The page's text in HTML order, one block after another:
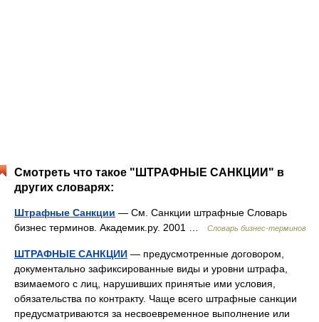
Смотреть что такое "ШТРАФНЫЕ САНКЦИИ" в
других словарях:
Штрафные Санкции — См. Санкции штрафные Словарь
бизнес терминов. Академик.ру. 2001 …
Словарь бизнес-терминов
ШТРАФНЫЕ САНКЦИИ — предусмотренные договором,
документально зафиксированные виды и уровни штрафа,
взимаемого с лиц, нарушивших принятые ими условия,
обязательства по контракту. Чаще всего штрафные санкции
предусматриваются за несвоевременное выполнение или